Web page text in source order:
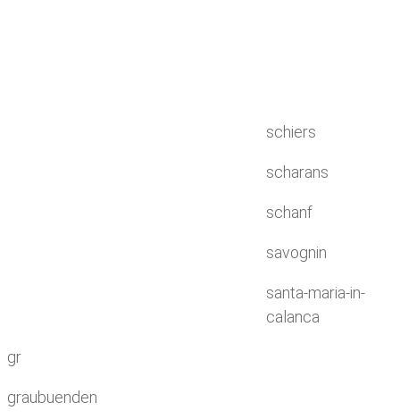
schiers
scharans
schanf
savognin
santa-maria-in-
calanca
gr
graubuenden